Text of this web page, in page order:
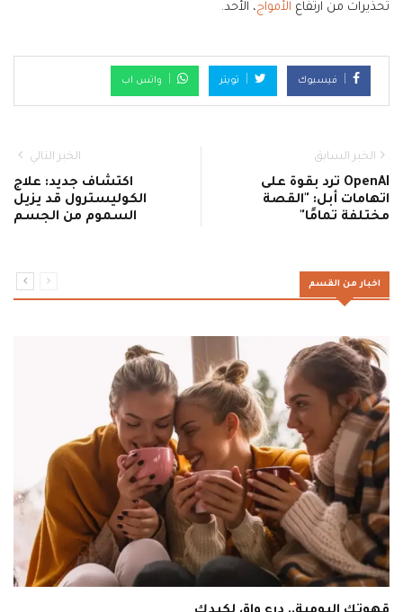
تحذيرات من ارتفاع الأمواج، الأحد.
فيسبوك تويتر واتس اب
الخبر السابق
OpenAI ترد بقوة على
اتهامات أبل: "القصة
مختلفة تمامًا"
الخبر التالي
اكتشاف جديد: علاج
الكوليسترول قد يزيل
السموم من الجسم
اخبار من القسم